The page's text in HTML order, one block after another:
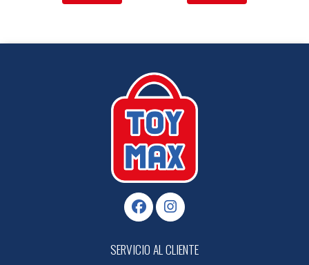
SERVICIO AL CLIENTE